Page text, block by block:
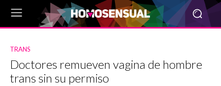
TRANS
Doctores remueven vagina de hombre
trans sin su permiso